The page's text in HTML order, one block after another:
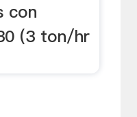
con
(3 ton/hr